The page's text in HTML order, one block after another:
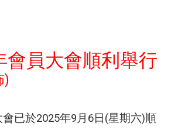
會員大會順利舉行
)
已於2025年9月6日(星期六)順